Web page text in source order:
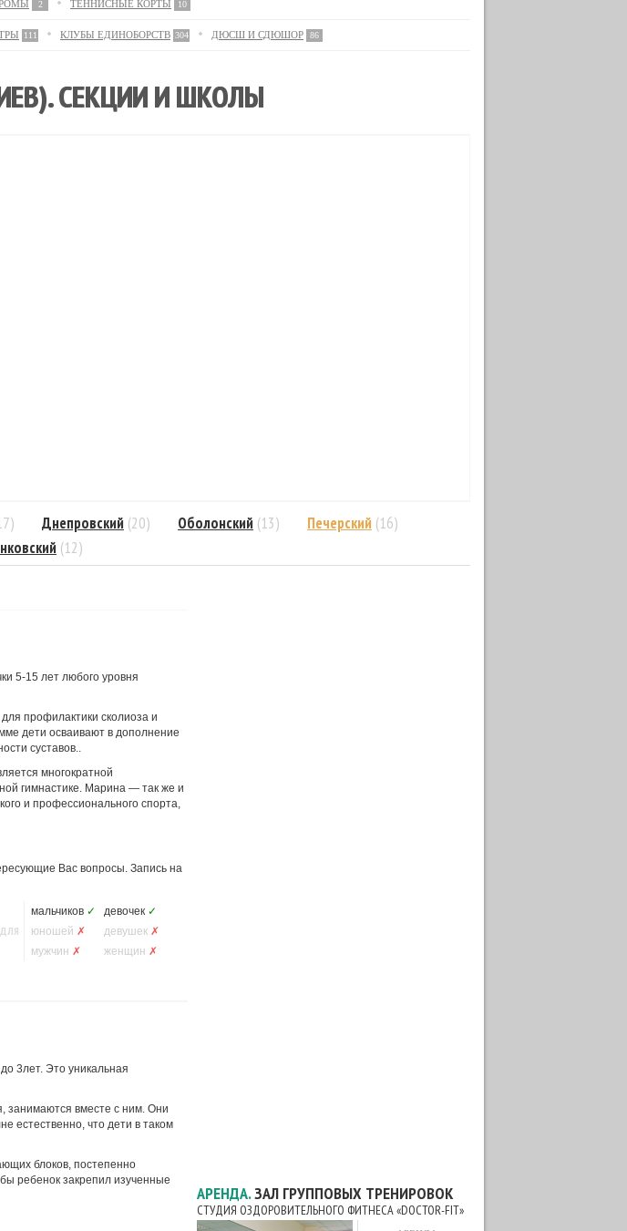
2 ТЕННИСНЫЕ КОРТЫ 10
111 КЛУБЫ ЕДИНОБОРСТВ 304 ДЮСШ И СДЮШОР 86
СЕКЦИИ И ШКОЛЫ
Днепровский (20) Оболонский (13) Печерский (16)
(12)
5-15 лет любого уровня
профилактики сколиоза и
дети осваивают в дополнение
суставов..
многократной
гимнастике. Марина — так же и
и профессионального спорта,
Вас вопросы. Запись на
мальчиков ✓ девочек ✓
юношей ✗ девушек ✗
мужчин ✗ женщин ✗
3лет. Это уникальная
занимаются вместе с ним. Они
естественно, что дети в таком
блоков, постепенно
ребенок закрепил изученные
АРЕНДА.ЗАЛ ГРУППОВЫХ ТРЕНИРОВОК
СТУДИЯ ОЗДОРОВИТЕЛЬНОГО ФИТНЕСА «DOCTOR-FIT»